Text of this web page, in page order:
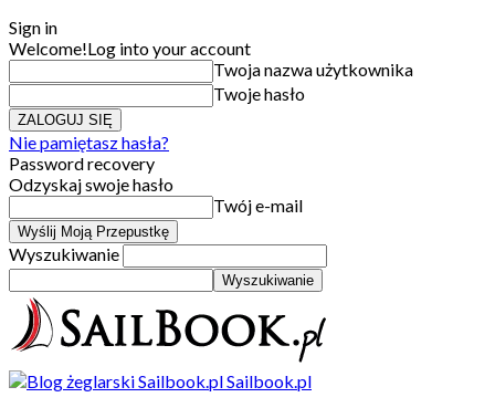
Sign in
Welcome!Log into your account
Twoja nazwa użytkownika
Twoje hasło
Nie pamiętasz hasła?
Password recovery
Odzyskaj swoje hasło
Twój e-mail
Wyszukiwanie
Sailbook.pl